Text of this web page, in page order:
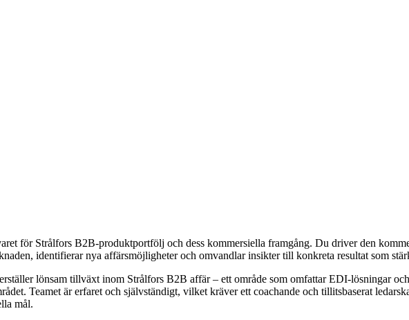
för Strålfors B2B-produktportfölj och dess kommersiella framgång. Du driver den
identifierar nya affärsmöjligheter och omvandlar insikter till konkreta resultat som
lönsam tillväxt inom Strålfors B2B affär – ett område som omfattar EDI-lösningar
Teamet är erfaret och självständigt, vilket kräver ett coachande och tillitsbaserat
mål.